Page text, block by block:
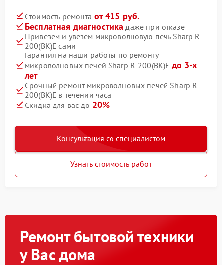
Стоимость ремонта от 415 руб.
Бесплатная диагностика даже при отказе
Привезем и увезем микроволновую печь Sharp R-
200(BK)E сами
Гарантия на наши работы по ремонту
микроволновых печей Sharp R-200(BK)E до 3-х
лет
Срочный ремонт микроволновых печей Sharp R-
200(BK)E в течении часа
Скидка для вас до 20%
Консультация со специалистом
Узнать стоимость работ
Ремонт бытовой техники
у Вас дома